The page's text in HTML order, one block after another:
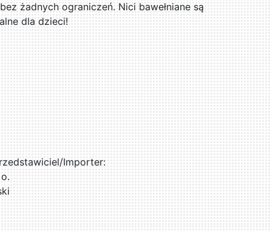
żadnych ograniczeń. Nici bawełniane są
dla dzieci!
Importer: